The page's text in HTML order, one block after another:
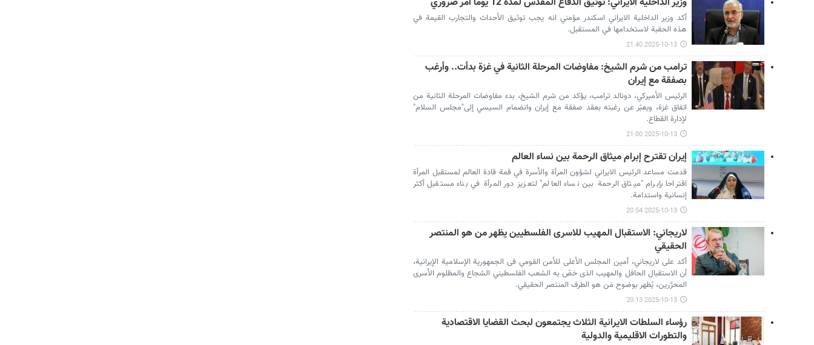
أكد وزير الداخلية الايراني اسكندر مؤمني انه يجب توثيق الأحداث والتجارب القيمة في
هذه الحقبة لاستخدامها في المستقبل.
2025-10-13 21:40
ترامب من شرم الشيخ: مفاوضات المرحلة الثانية في غزة بدأت.. وأرغب
بصفقة مع إيران
الرئيس الأميركي، دونالد ترامب، يؤكد من شرم الشيخ، بدء مفاوضات المرحلة الثانية من
اتفاق غزة، ويعبّر عن رغبته بعقد صفقة مع إيران وانضمام السيسي إلى"مجلس السلام"
لإدارة القطاع.
2025-10-13 21:00
إيران تقترح إبرام ميثاق الرحمة بين نساء العالم
قدمت مساعد الرئيس الايراني لشؤون المرأة والأسرة في قمة قادة العالم لمستقبل المرأة
اقتراحا بإبرام "ميثاق الرحمة بين نساء العالم" لتعزيز دور المرأة في بناء مستقبل أكثر
إنسانية واستدامة.
2025-10-13 20:54
لاريجاني: الاستقبال المهيب للاسرى الفلسطيين يظهر من هو المنتصر
الحقيقي
أکد علی لاریجاني، أمین المجلس الأعلى للأمن القومي فی الجمهوریة الإسلامیة الإیرانیة،
أن الاستقبال الحافل والمهیب الذی خصّ به الشعب الفلسطیني الشجاع والمظلوم الأسرى
المحرَّرین، یُظهر بوضوح مَن هو الطرف المنتصر الحقیقي.
2025-10-13 20:13
رؤساء السلطات الايرانية الثلاث يجتمعون لبحث القضايا الاقتصادية
والتطورات الاقليمية والدولية